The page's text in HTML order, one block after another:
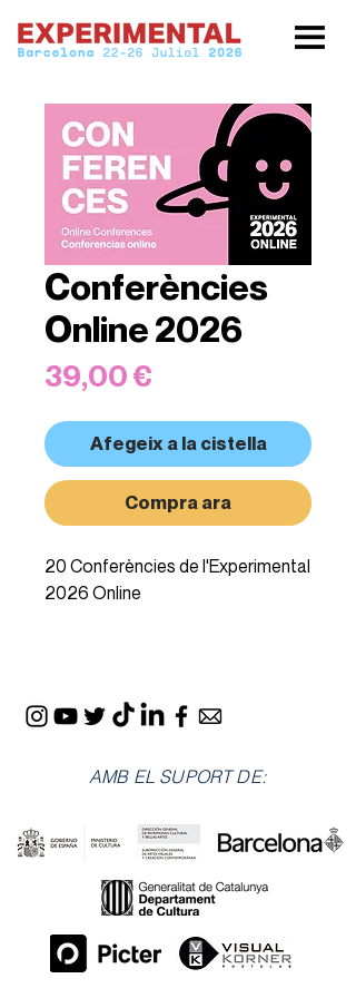
Conferències
Online 2026
39,00 €
Afegeix a la cistella
Compra ara
20 Conferències de l'Experimental
2026 Online
AMB EL SUPORT DE: